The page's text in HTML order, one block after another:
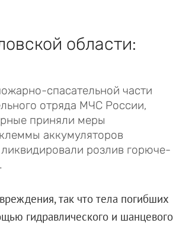
области:
спасательной части
отряда МЧС России,
приняли меры
аккумуляторов
розлив горюче-
так что тела погибших
гидравлического и шанцевого